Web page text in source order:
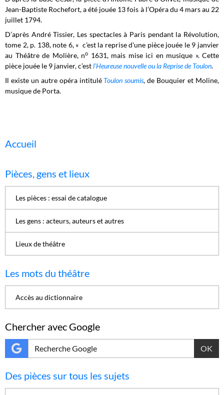
Jean-Baptiste Rochefort, a été jouée 13 fois à l’Opéra du 4 mars au 22
juillet 1794.
D’après André Tissier, Les spectacles à Paris pendant la Révolution,
tome 2, p. 138, note 6, « c’est la reprise d'une pièce jouée le 9 janvier
au Théâtre de Molière, no 1631, mais mise ici en musique ». Cette
pièce jouée le 9 janvier, c’estl’Heureuse nouvelle ou la Reprise de Toulon.
Il existe un autre opéra intitulé Toulon soumis, de Bouquier et Moline,
musique de Porta.
Accueil
Pièces, gens et lieux
Les pièces : essai de catalogue
Les gens : acteurs, auteurs et autres
Lieux de théâtre
Les mots du théâtre
Accès au dictionnaire
Chercher avec Google
OK
Des pièces sur tous les sujets